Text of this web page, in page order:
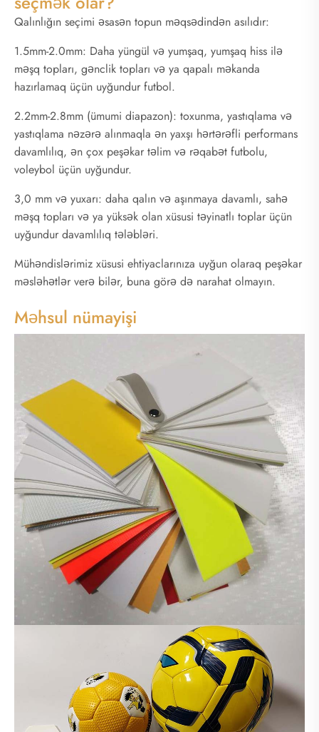
Qalınlığın seçimi əsasən topun məqsədindən asılıdır:
1.5mm-2.0mm: Daha yüngül və yumşaq, yumşaq hiss ilə
məşq topları, gənclik topları və ya qapalı məkanda
hazırlamaq üçün uyğundur futbol.
2.2mm-2.8mm (ümumi diapazon): toxunma, yastıqlama və
yastıqlama nəzərə alınmaqla ən yaxşı hərtərəfli performans
davamlılıq, ən çox peşəkar təlim və rəqabət futbolu,
voleybol üçün uyğundur.
3,0 mm və yuxarı: daha qalın və aşınmaya davamlı, sahə
məşq topları və ya yüksək olan xüsusi təyinatlı toplar üçün
uyğundur davamlılıq tələbləri.
Mühəndislərimiz xüsusi ehtiyaclarınıza uyğun olaraq peşəkar
məsləhətlər verə bilər, buna görə də narahat olmayın.
Məhsul nümayişi